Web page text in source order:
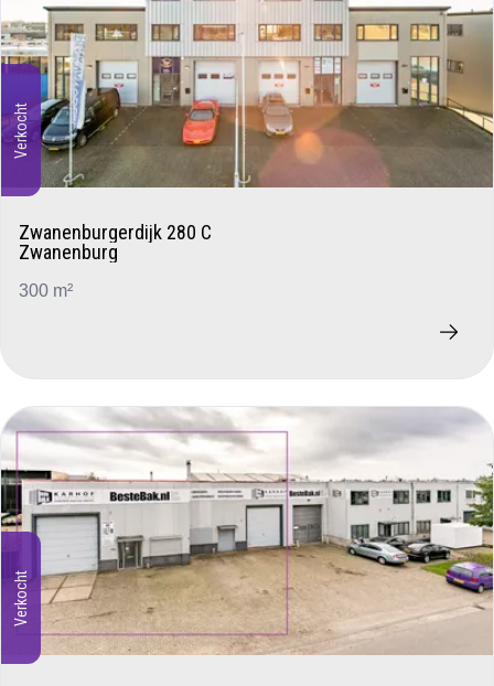
Verkocht
Zwanenburgerdijk 280 C
Zwanenburg
300 m²
Verkocht